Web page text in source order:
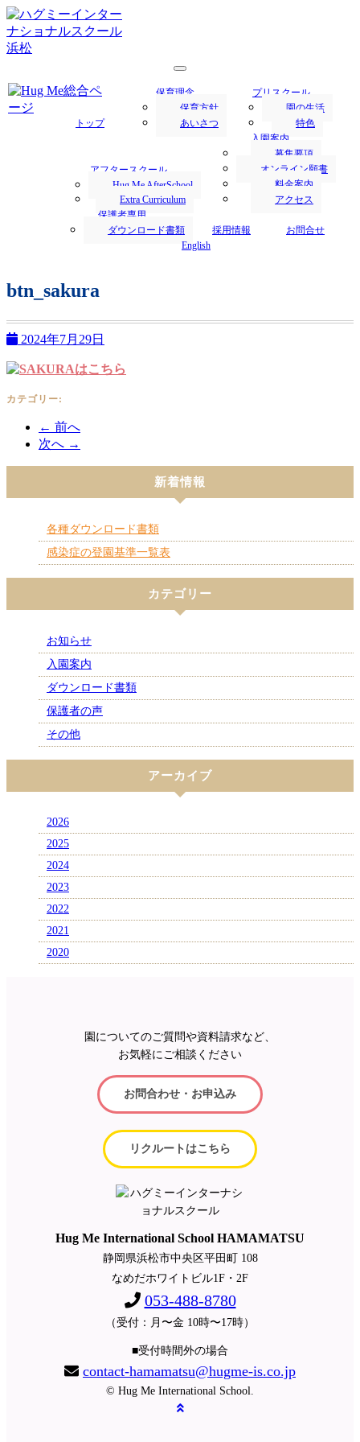
浜松の保育園／Hug Me International
School｜ハグミー・インターナショナ
浜松市にあるハグミー・インターナショナルスクールでは、
1才からの英語保育を行います。
トップ
保育理念
保育方針
あいさつ
プリスクール
園の生活
特色
アフタースクール
Hug Me AfterSchool
Extra Curriculum
入園案内
募集要項
オンライン願書
料金案内
アクセス
保護者専用
ダウンロード書類
採用情報
お問合せ
English
btn_sakura
2024年7月29日
カテゴリー:
← 前へ
次へ →
新着情報
各種ダウンロード書類
感染症の登園基準一覧表
カテゴリー
お知らせ
入園案内
ダウンロード書類
保護者の声
その他
アーカイブ
2026
2025
2024
2023
2022
2021
2020
園についてのご質問や資料請求など、
お気軽にご相談ください
お問合わせ・お申込み
リクルートはこちら
Hug Me International School HAMAMATSU
静岡県浜松市中央区平田町 108
なめだホワイトビル1F・2F
053-488-8780
（受付：月〜金 10時〜17時）
■受付時間外の場合
contact-hamamatsu@hugme-is.co.jp
© Hug Me International School.